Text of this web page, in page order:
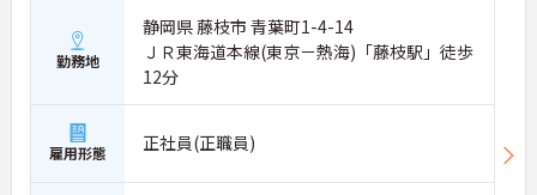
勤務地
静岡県 藤枝市 青葉町1-4-14
ＪＲ東海道本線(東京－熱海)「藤枝駅」徒歩
12分
雇用形態 正社員(正職員)